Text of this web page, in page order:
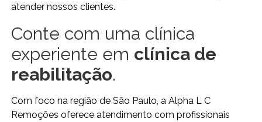
atender nossos clientes.
Conte com uma clínica
experiente em clínica de
reabilitação.
Com foco na região de São Paulo, a Alpha L C
Remoções oferece atendimento com profissionais